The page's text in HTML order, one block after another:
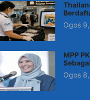
Ogos
MPP
Ogos